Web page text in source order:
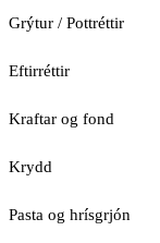
Grýtur / Pottréttir
Eftirréttir
Kraftar og fond
Krydd
Pasta og hrísgrjón